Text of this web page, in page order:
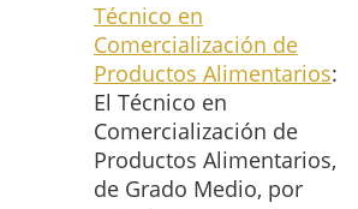
Técnico en
Comercialización de
Productos Alimentarios:
El Técnico en
Comercialización de
Productos Alimentarios,
de Grado Medio, por